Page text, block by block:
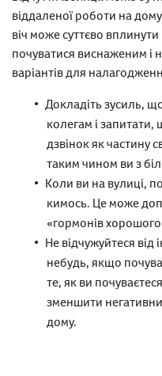
віддаленої роботи на
віч може суттєво
почуватися виснаженим і
варіантів для
Докладіть зусиль,
колегам і
дзвінок як частину
таким чином ви з
Коли ви на вулиці,
кимось. Це може
«гормонів
Не відчужуйтеся від
небудь, якщо
те, як ви
зменшити
дому.